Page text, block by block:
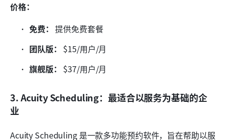
价格：
免费： 提供免费套餐
团队版： $15/用户/月
旗舰版： $37/用户/月
3. Acuity Scheduling：最适合以服务为基础的企
业
Acuity Scheduling 是一款多功能预约软件，旨在帮助以服